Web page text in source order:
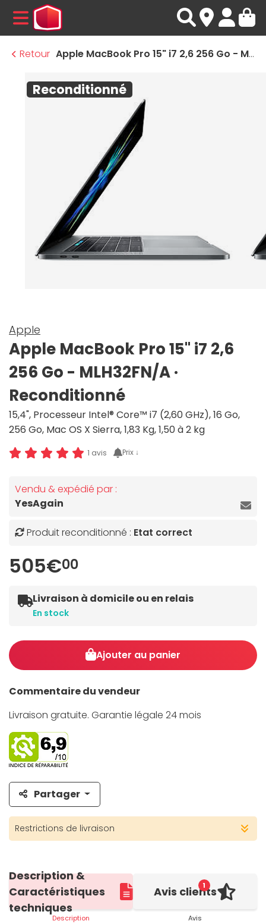
MENU
Retour
Apple MacBook Pro 15" i7 2,6 256 Go - MLH32FN/A · Reconditionné
Reconditionné
Apple
Apple MacBook Pro 15" i7 2,6
256 Go - MLH32FN/A ·
Reconditionné
15,4", Processeur Intel® Core™ i7 (2,60 GHz), 16 Go,
256 Go, Mac OS X Sierra, 1,83 Kg, 1,50 à 2 kg
1 avis Prix ↓
Vendu & expédié par :
YesAgain
Produit reconditionné : Etat correct
505€00
Livraison à domicile ou en relais
En stock
Ajouter au panier
Commentaire du vendeur
Livraison gratuite. Garantie légale 24 mois
Partager
Restrictions de livraison
Description &
Caractéristiques
techniques
Description
1
Avis clients
Avis